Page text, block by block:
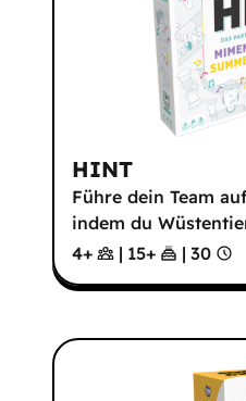
HINT
Führe dein Team
indem du
4+
| 15+ | 30